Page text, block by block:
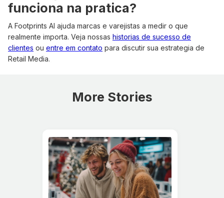
funciona na pratica?
A Footprints AI ajuda marcas e varejistas a medir o que
realmente importa. Veja nossas historias de sucesso de
clientes ou entre em contato para discutir sua estrategia de
Retail Media.
More Stories